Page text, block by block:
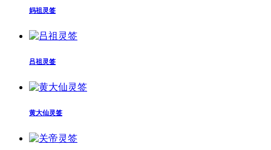
妈祖灵签
吕祖灵签
黄大仙灵签